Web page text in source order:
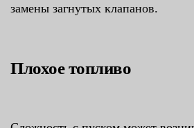
замены загнутых клапанов.
Плохое топливо